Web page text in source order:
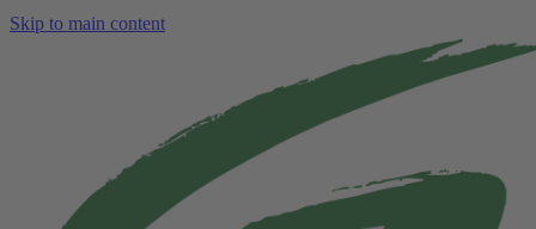
Skip to main content